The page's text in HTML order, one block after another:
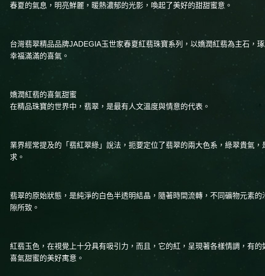
春夏的氣息，明亮鮮麗，暖熱濃郁的光影，喚起了美好的甜甜蜜意。
台灣翡翠精品品牌JADEGIA玉世家春夏紅翡珠寶系列，以嬌潤紅翡為主石，
幸福滿滿的喜氣。
嬌潤紅翡的喜氣甜蜜
在精品珠寶的世界中，翡翠，是最有人文溫度與情意的代表。
業界經常提及的「翡紅翠綠」說法，扼要定位了翡翠的兩大色系，綠翠貴氣
求。
翡翠的原始狀態，是純淨的白色半透明結晶，隨著時間流轉，不同礦物元素
隙所致。
紅翡玉色，在視覺上十分具有吸引力，而且，它的紅，呈現著各樣情調，有
喜氣甜蜜的美好寓意。